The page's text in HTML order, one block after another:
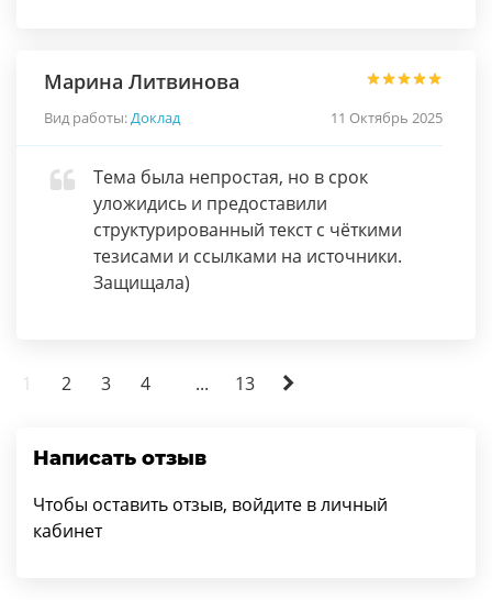
Марина Литвинова
Вид работы:Доклад 11 Октябрь 2025
Тема была непростая, но в срок
уложидись и предоставили
структурированный текст с чёткими
тезисами и ссылками на источники.
Защищала)
1 2 3 4 ... 13
Написать отзыв
Чтобы оставить отзыв, войдите в личный
кабинет